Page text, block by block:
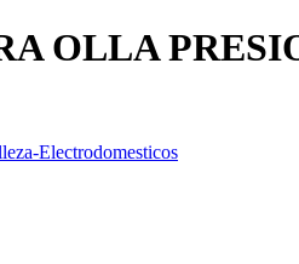
OLLA
Electrodomesticos